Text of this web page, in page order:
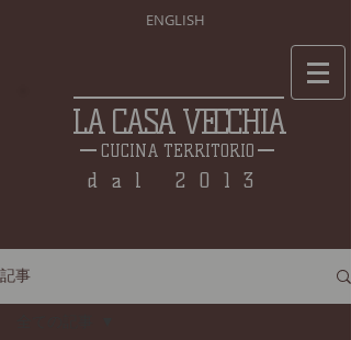
ENGLISH
LA CASA VECCHIA
CUCINA TERRITORIO
dal 2013
記事